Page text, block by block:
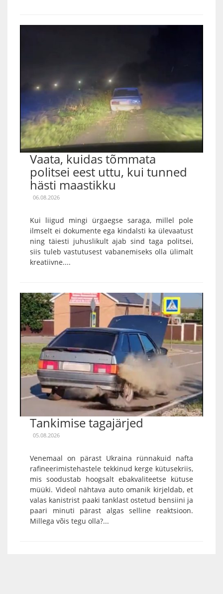
Vaata, kuidas tõmmata
politsei eest uttu, kui tunned
hästi maastikku
06.08.2026
Kui liigud mingi ürgaegse saraga, millel pole
ilmselt ei dokumente ega kindalsti ka ülevaatust
ning täiesti juhuslikult ajab sind taga politsei,
siis tuleb vastutusest vabanemiseks olla ülimalt
kreatiivne....
Tankimise tagajärjed
05.08.2026
Venemaal on pärast Ukraina rünnakuid nafta
rafineerimistehastele tekkinud kerge kütusekriis,
mis soodustab hoogsalt ebakvaliteetse kütuse
müüki. Videol nähtava auto omanik kirjeldab, et
valas kanistrist paaki tanklast ostetud bensiini ja
paari minuti pärast algas selline reaktsioon.
Millega võis tegu olla?...